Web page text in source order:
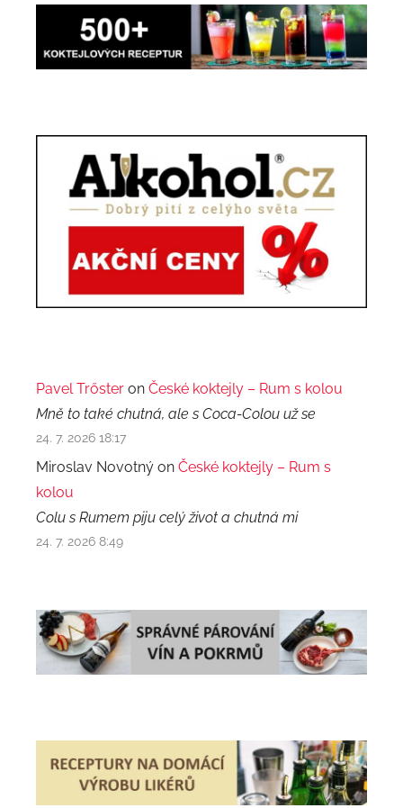
Pavel Trőster on České koktejly – Rum s kolou
Mně to také chutná, ale s Coca-Colou už se
24. 7. 2026 18:17
Miroslav Novotný on České koktejly – Rum s
kolou
Colu s Rumem piju celý život a chutná mi
24. 7. 2026 8:49